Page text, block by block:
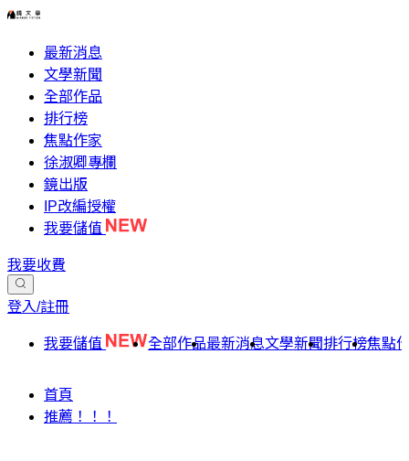
最新消息
文學新聞
全部作品
排行榜
焦點作家
徐淑卿專欄
鏡出版
IP改編授權
我要儲值
我要收費
登入/註冊
我要儲值 全部作品最新消息文學新聞排行榜焦點
首頁
推薦！！！